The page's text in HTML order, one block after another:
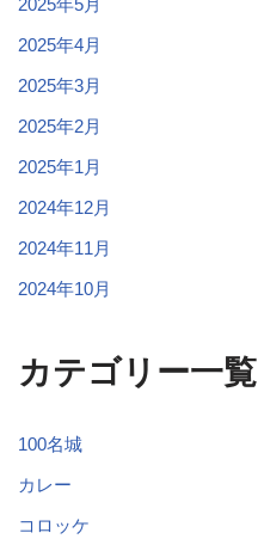
2025年4月
2025年3月
2025年2月
2025年1月
2024年12月
2024年11月
2024年10月
カテゴリー一覧
100名城
カレー
コロッケ